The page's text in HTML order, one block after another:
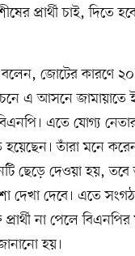
প্রার্থী চাই, দিতে
বলেন, জোটের কারণে
এ আসনে জামায়াতে
এতে যোগ্য নেতারা
তাঁরা মনে
ছেড়ে দেওয়া হয়, তবে
দেখা দেবে। এতে
না পেলে বিএনপির
হয়।